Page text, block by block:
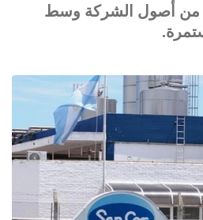
من أصول الشركة وسط